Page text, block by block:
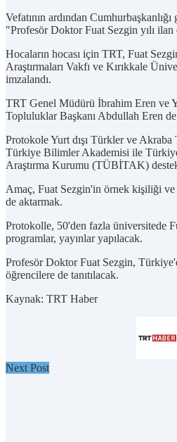
Vefatının ardından
"Profesör Doktor Fuat Sezgin yılı ilan
Hocaların hocası için TRT, Fuat
Araştırmaları Vakfı ve Kırıkkale
imzalandı.
TRT Genel Müdürü İbrahim Eren ve
Topluluklar Başkanı Abdullah Eren de
Protokole Yurt dışı Türkler ve Akraba
Türkiye Bilimler Akademisi ile
Araştırma Kurumu (TÜBİTAK)
Amaç, Fuat Sezgin'in örnek kişiliği ve
de aktarmak.
Protokolle, 50'den fazla üniversitede
programlar, yayınlar yapılacak.
Profesör Doktor Fuat Sezgin,
öğrencilere de tanıtılacak.
Kaynak: TRT Haber
Next Post